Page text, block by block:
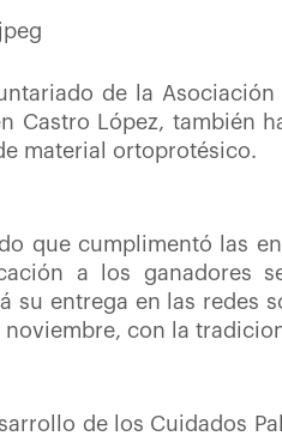
de la
Castro López,
material ortoprotésico.
que cumplimentó las
a los ganadores
su entrega en las redes
con la
de los Cuidados